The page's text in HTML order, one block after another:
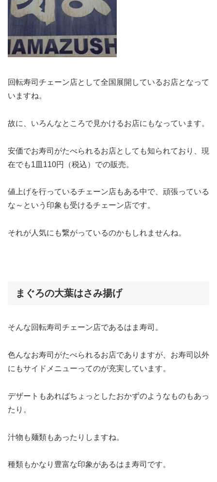
回転寿司チェーン店として全国展開しているお店となって
いますね。
故に、いろんなところで見かけるお店にもなっています。
安価でお寿司がたべられるお店としても知られており、現
在でも1皿110円（税込）での販売。
値上げを行っているチェーン店もある中で、頑張っている
な～という印象も受けるチェーン店です。
それが人気にも繋がっているのかもしれませんね。
まぐろの大葉はさみ揚げ
そんな回転寿司チェーン店であるはま寿司。
色んなお寿司がたべられるお店でありますが、お寿司以外
にもサイドメニューってのが充実しています。
デザートもあればちょっとしたおかずのようなものもあっ
たり。
汁物も麺類もあったりしますね。
種類もかなり豊富な印象があるはま寿司です。